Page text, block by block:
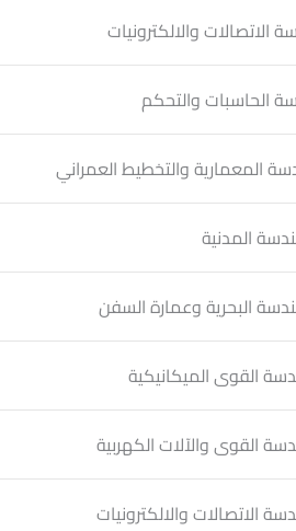
والالكترونيات
الحاسبات والتحكم
المعمارية والتخطيط العمراني
المدنية
البحرية وعمارة السفن
القوى الميكانيكية
القوى والآلات الكهربية
الاتصالات والالكترونيات